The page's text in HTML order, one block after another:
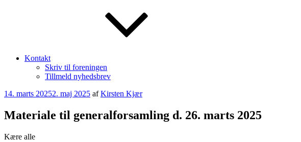
Kontakt
Skriv til foreningen
Tillmeld nyhedsbrev
Udgivet
14. marts 20252. maj 2025 afKirsten Kjær
Materiale til generalforsamling d. 26. marts 2025
Kære alle